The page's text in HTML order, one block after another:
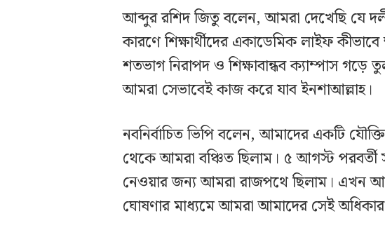
আব্দুর রশিদ জিতু বলেন, আমরা দেখেছি যে
কারণে শিক্ষার্থীদের একাডেমিক লাইফ কীভাবে
শতভাগ নিরাপদ ও শিক্ষাবান্ধব ক্যাম্পাস
আমরা সেভাবেই কাজ করে যাব ইনশাআল্লাহ।
নবনির্বাচিত ভিপি বলেন, আমাদের একটি
থেকে আমরা বঞ্চিত ছিলাম। ৫ আগস্ট
নেওয়ার জন্য আমরা রাজপথে ছিলাম। এখন
ঘোষণার মাধ্যমে আমরা আমাদের সেই